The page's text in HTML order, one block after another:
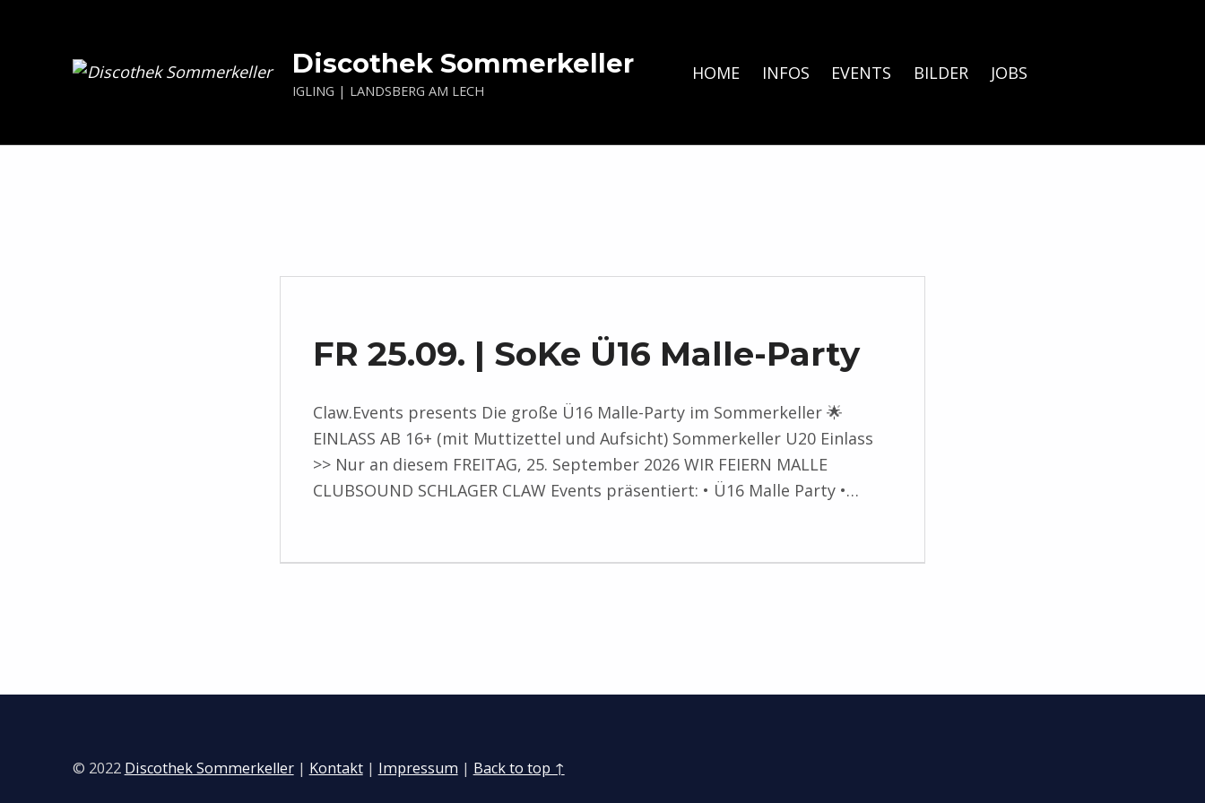
Discothek Sommerkeller
IGLING | LANDSBERG AM LECH
HOME INFOS EVENTS BILDER JOBS
FR 25.09. | SoKe Ü16 Malle-Party
Claw.Events presents Die große Ü16 Malle-Party im Sommerkeller 🌟
EINLASS AB 16+ (mit Muttizettel und Aufsicht) Sommerkeller U20 Einlass
>> Nur an diesem FREITAG, 25. September 2026 WIR FEIERN MALLE
CLUBSOUND SCHLAGER CLAW Events präsentiert: • Ü16 Malle Party •…
© 2022 Discothek Sommerkeller| Kontakt| Impressum | Back to top ↑